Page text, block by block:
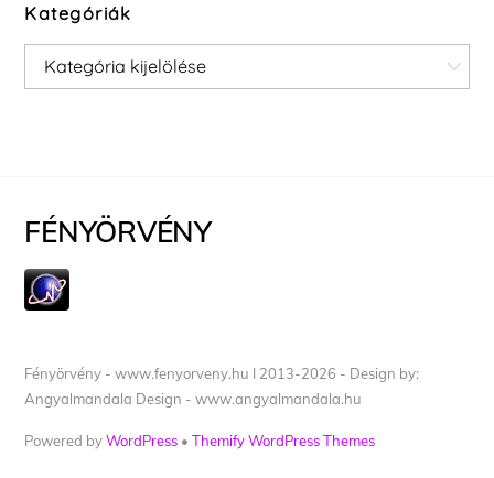
Kategóriák
Kategóriák
FÉNYÖRVÉNY
Fényörvény - www.fenyorveny.hu I 2013-2026 - Design by:
Angyalmandala Design - www.angyalmandala.hu
Powered byWordPress •Themify WordPress Themes